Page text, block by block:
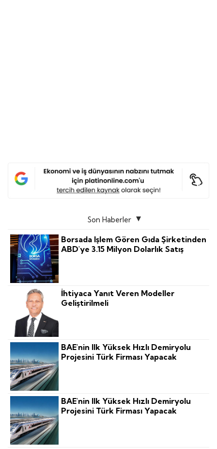
Son Haberler
Borsada Işlem Gören Gıda Şirketinden
ABD'ye 3.15 Milyon Dolarlık Satış
İhtiyaca Yanıt Veren Modeller
Geliştirilmeli
BAE'nin Ilk Yüksek Hızlı Demiryolu
Projesini Türk Firması Yapacak
BAE'nin Ilk Yüksek Hızlı Demiryolu
Projesini Türk Firması Yapacak